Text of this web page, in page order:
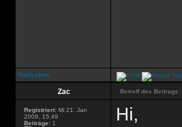
Nach oben
Zac Betreff des Beitrags:
Registriert: Mi 21. Jan
2009, 15:49
Beiträge: 1 Hi,